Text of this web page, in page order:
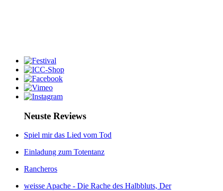
Neuste Reviews
Spiel mir das Lied vom Tod
Einladung zum Totentanz
Rancheros
weisse Apache - Die Rache des Halbbluts, Der